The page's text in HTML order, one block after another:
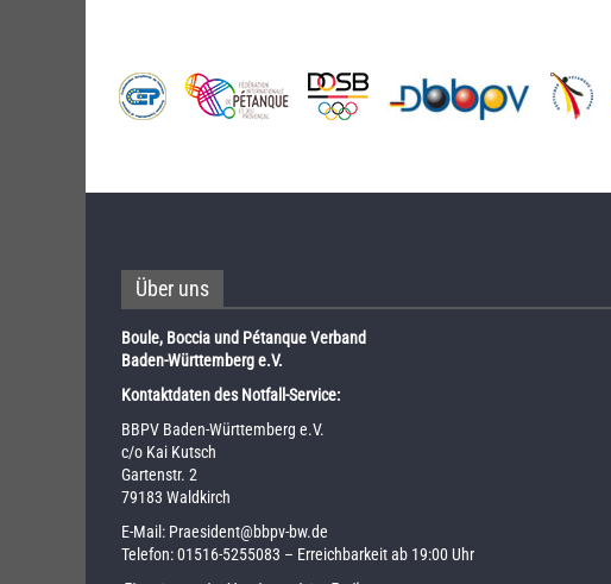
Über uns
Boule, Boccia und Pétanque Verband
Baden-Württemberg e.V.
Kontaktdaten des Notfall-Service:
BBPV Baden-Württemberg e.V.
c/o Kai Kutsch
Gartenstr. 2
79183 Waldkirch
E-Mail: Praesident@bbpv-bw.de
Telefon:01516-5255083 – Erreichbarkeit ab 19:00 Uhr